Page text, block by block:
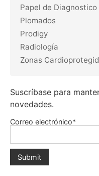
Papel de
Plomados
Prodigy
Radiología
Zonas
Suscríbase para
novedades.
Correo electrónico*